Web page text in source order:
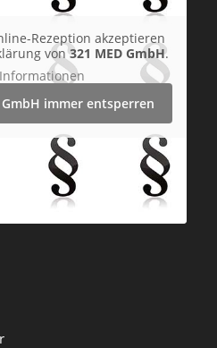
Rezeption akzeptieren
von321 MED GmbH.
immer entsperren